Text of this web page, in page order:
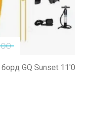
GQ Sunset 11'0